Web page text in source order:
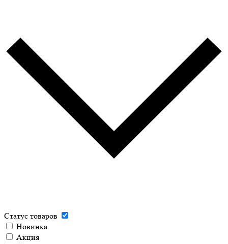
Статус товаров
Новинка
Акция